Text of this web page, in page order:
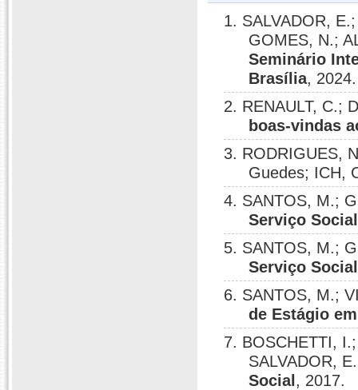
1. SALVADOR,
GOMES, N.;
Seminário
Brasília, 2024.
2. RENAULT, C.;
boas-vindas
3. RODRIGUES,
Guedes; ICH,
4. SANTOS, M.;
Serviço
5. SANTOS, M.;
Serviço
6. SANTOS, M.;
de Estágio
7. BOSCHETTI,
SALVADOR,
Social , 2017.